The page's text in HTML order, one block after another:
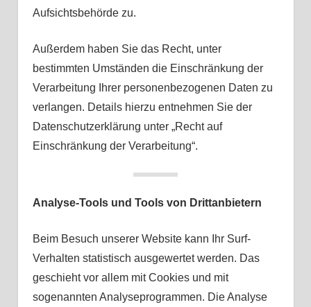
Aufsichtsbehörde zu.
Außerdem haben Sie das Recht, unter
bestimmten Umständen die Einschränkung der
Verarbeitung Ihrer personenbezogenen Daten zu
verlangen. Details hierzu entnehmen Sie der
Datenschutzerklärung unter „Recht auf
Einschränkung der Verarbeitung“.
Analyse-Tools und Tools von Drittanbietern
Beim Besuch unserer Website kann Ihr Surf-
Verhalten statistisch ausgewertet werden. Das
geschieht vor allem mit Cookies und mit
sogenannten Analyseprogrammen. Die Analyse